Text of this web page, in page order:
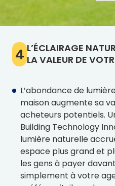
4 L’ÉCLAIRAGE
LA VALEUR DE
L’abondance de
maison augmente sa
acheteurs potentiels.
Building Technology
lumière naturelle
espace plus grand et
les gens à payer
simplement à votre